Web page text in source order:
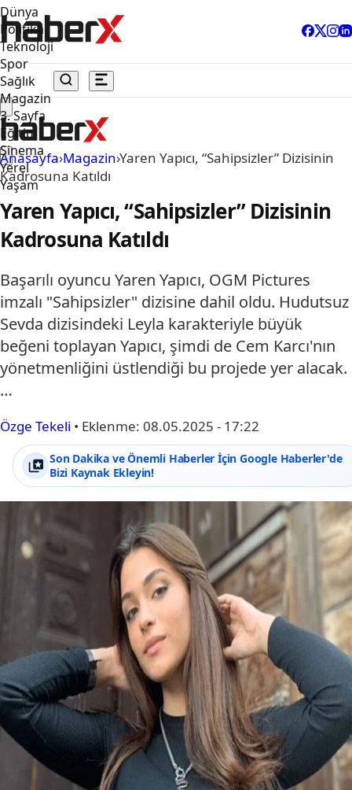
Dünya
Politika
Teknoloji
Spor
Sağlık
Magazin
3. Sayfa
Eğitim
Sinema
Yerel
Yaşam
Anasayfa›Magazin›Yaren Yapıcı, “Sahipsizler” Dizisinin
Kadrosuna Katıldı
Yaren Yapıcı, “Sahipsizler” Dizisinin
Kadrosuna Katıldı
Başarılı oyuncu Yaren Yapıcı, OGM Pictures
imzalı "Sahipsizler" dizisine dahil oldu. Hudutsuz
Sevda dizisindeki Leyla karakteriyle büyük
beğeni toplayan Yapıcı, şimdi de Cem Karcı'nın
yönetmenliğini üstlendiği bu projede yer alacak.
…
Özge Tekeli • Eklenme: 08.05.2025 - 17:22
Son Dakika ve Önemli Haberler İçin Google Haberler'de
Bizi Kaynak Ekleyin!